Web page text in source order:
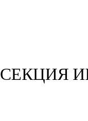
СЕКЦИЯ